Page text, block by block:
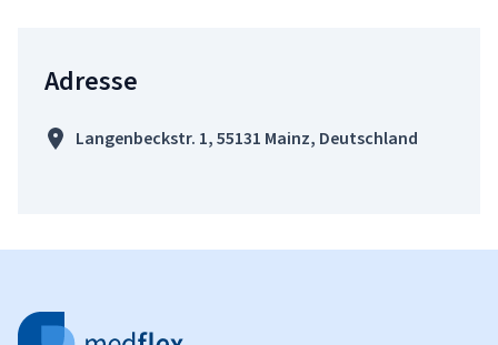
Adresse
Langenbeckstr. 1, 55131 Mainz, Deutschland